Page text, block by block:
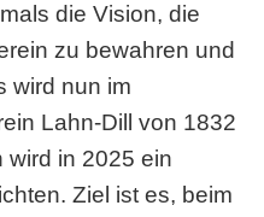
die Vision, die
zu bewahren und
wird nun im
Lahn-Dill von 1832
wird in 2025 ein
Ziel ist es, beim